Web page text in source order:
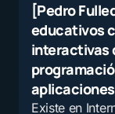
[Pedro
educativos
interactivas
Existe en